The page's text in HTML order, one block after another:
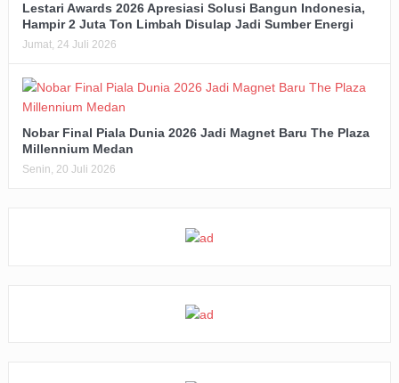
Lestari Awards 2026 Apresiasi Solusi Bangun Indonesia,
Hampir 2 Juta Ton Limbah Disulap Jadi Sumber Energi
Jumat, 24 Juli 2026
Nobar Final Piala Dunia 2026 Jadi Magnet Baru The Plaza
Millennium Medan
Senin, 20 Juli 2026